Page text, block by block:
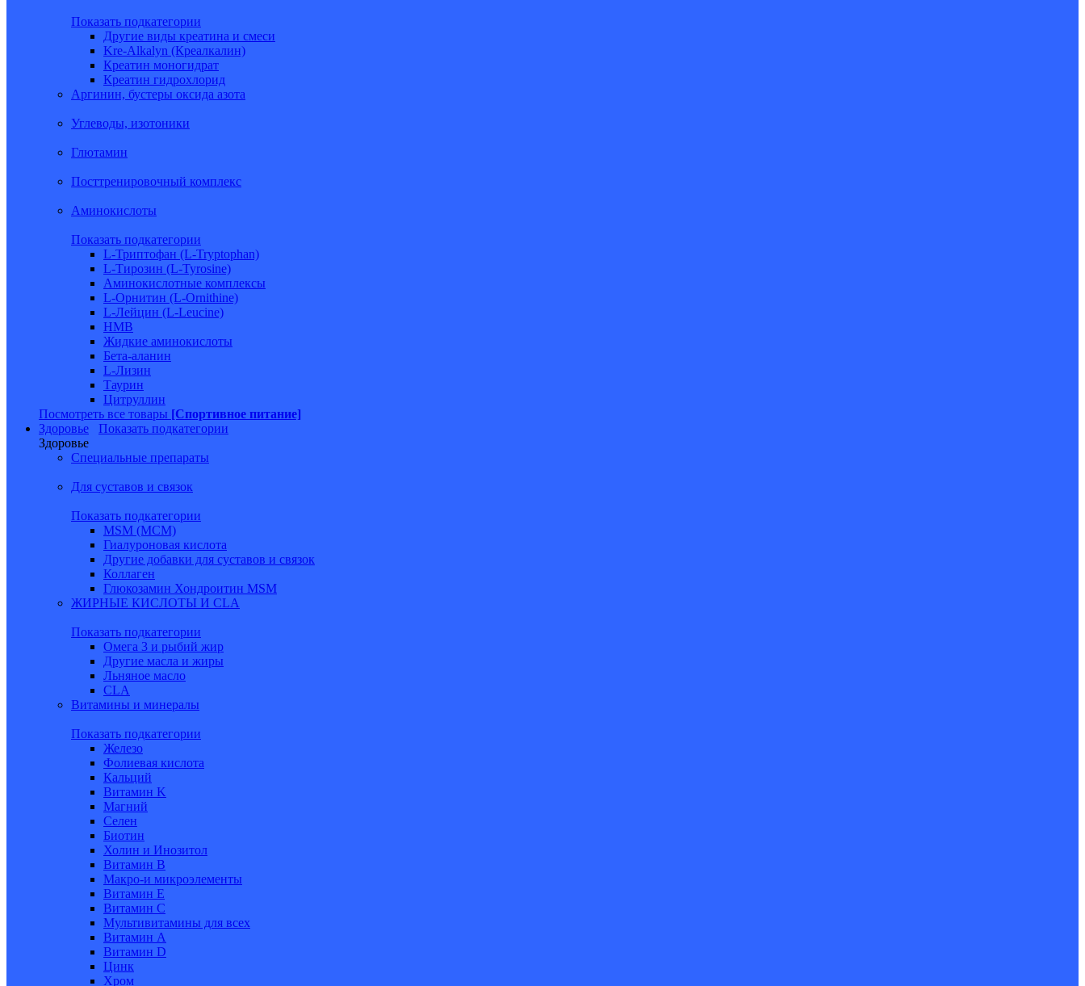
Показать подкатегории
Другие виды креатина и смеси
Kre-Alkalyn (Креалкалин)
Креатин моногидрат
Креатин гидрохлорид
Аргинин, бустеры оксида азота
Углеводы, изотоники
Глютамин
Посттренировочный комплекс
Аминокислоты
Показать подкатегории
L-Триптофан (L-Tryptophan)
L-Тирозин (L-Tyrosine)
Аминокислотные комплексы
L-Орнитин (L-Ornithine)
L-Лейцин (L-Leucine)
HMB
Жидкие аминокислоты
Бета-аланин
L-Лизин
Таурин
Цитруллин
Посмотреть все товары [Спортивное питание]
Здоровье
Показать подкатегории
Здоровье
Специальные препараты
Для суставов и связок
Показать подкатегории
MSM (МСМ)
Гиалуроновая кислота
Другие добавки для суставов и связок
Коллаген
Глюкозамин Хондроитин MSM
ЖИРНЫЕ КИСЛОТЫ И CLA
Показать подкатегории
Омега 3 и рыбий жир
Другие масла и жиры
Льняное масло
CLA
Витамины и минералы
Показать подкатегории
Железо
Фолиевая кислота
Кальций
Витамин K
Магний
Селен
Биотин
Холин и Инозитол
Витамин B
Макро-и микроэлементы
Витамин Е
Витамин С
Мультивитамины для всех
Витамин A
Витамин D
Цинк
Хром